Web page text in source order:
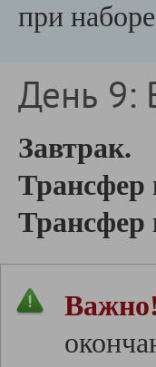
при
День 9:
Завтрак.
Трансфер
Трансфер
Важно!